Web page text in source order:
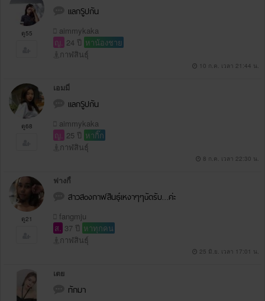
ดู55
แลกSูปกัน
aimmykaka
ญ. 24 ปี หาน้องชาย
กาฬสินธุ์
10 ก.ค. เวลา 21:44 น.
ดู68
เอมมี่
แลกSูปกัน
aimmykaka
ญ. 25 ปี หากิ๊ก
กาฬสินธุ์
8 ก.ค. เวลา 22:30 น.
ดู21
ฟางกี้
สาวสoงกาฬสินธุ์เหงาๆๆuัดรับ…ค่ะ
fangmju
ส. 37 ปี หาทุกคน
กาฬสินธุ์
25 มิ.ย. เวลา 17:01 น.
เตย
ทักมา